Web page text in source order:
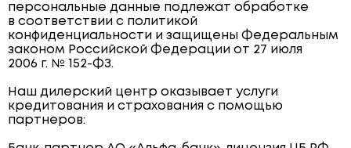
персональные данные подлежат обработке
в соответствии с политикой
конфиденциальности и защищены Федеральным
законом Российской Федерации от 27 июля
2006 г. № 152-ФЗ.
Наш дилерский центр оказывает услуги
кредитования и страхования с помощью
партнеров: